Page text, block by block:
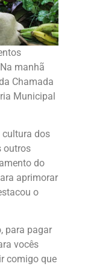
manhã
Chamada
Municipal
cultura dos
outros
do
aprimorar
o
para pagar
vocês
comigo que